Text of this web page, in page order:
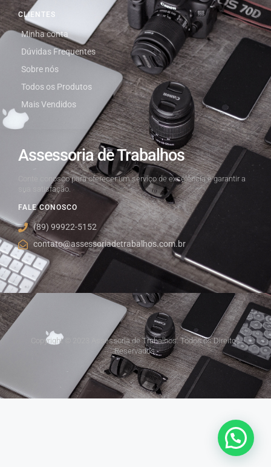
Assessoria de Trabalhos
Conte conosco para oferecer um serviço de excelência e garantir a
sua satisfação.
FALE CONOSCO
(89) 99922-5152
contato@assessoriadetrabalhos.com.br
CLIENTES
Minha conta
Dúvidas Frequentes
Sobre nós
Todos os Produtos
Mais Vendidos
Copyright © 2023 Assessoria de Trabalhos. Todos os Direitos
Reservados.